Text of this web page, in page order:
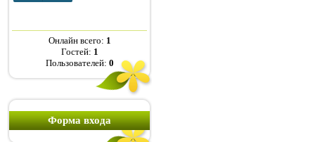
Онлайн всего: 1
Гостей: 1
Пользователей: 0
Форма входа